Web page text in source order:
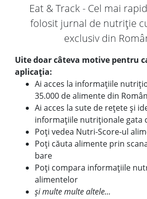
Eat & Track - Cel mai
folosit jurnal de nutriție
exclusiv din
Uite doar câteva motive pentru
aplicația:
Ai acces la informațiile
35.000 de alimente din
Ai acces la sute de rețete și
informațiile nutriționale gata
Poți vedea Nutri-Score-ul
Poți căuta alimente prin
bare
Poți compara informațiile
alimentelor
și multe multe altele...